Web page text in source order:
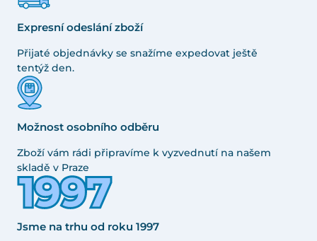
Expresní odeslání zboží
Přijaté objednávky se snažíme expedovat ještě
tentýž den.
Možnost osobního odběru
Zboží vám rádi připravíme k vyzvednutí na našem
skladě v Praze
Jsme na trhu od roku 1997